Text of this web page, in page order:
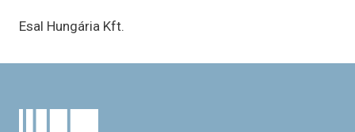
Esal Hungária Kft.